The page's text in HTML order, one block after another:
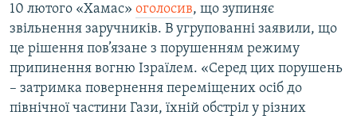
10 лютого «Хамас» оголосив, що зупиняє
звільнення заручників. В угрупованні заявили, що
це рішення пов’язане з порушенням режиму
припинення вогню Ізраїлем. «Серед цих порушень
– затримка повернення переміщених осіб до
північної частини Гази, їхній обстріл у різних